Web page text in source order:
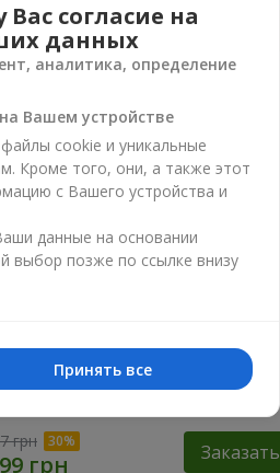
грн
"Мамина весна"
грн Заказать
согласие на
данных
аналитика, определение
Вашем устройстве
cookie и уникальные
Кроме того, они, а также этот
с Вашего устройства и
данные на основании
выбор позже по ссылке внизу
Принять все